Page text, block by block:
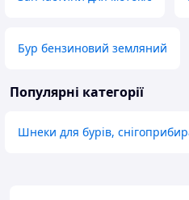
Бур бензиновий земляний
Популярні категорії
Шнеки для бурів,